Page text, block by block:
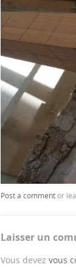
Post a commentor
Laisser un
Vous devez vous